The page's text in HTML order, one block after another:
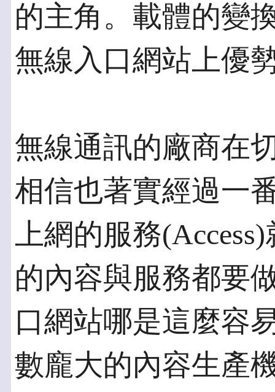
的主角。載體的變
無線入口網站上優
無線通訊的廠商在
相信也著實經過一
上網的服務
的內容與服務都要
口網站哪是這麼容
數龐大的內容生產